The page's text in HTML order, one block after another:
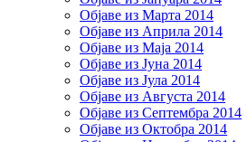
Објаве из Марта 2014
Објаве из Априла 2014
Објаве из Маја 2014
Објаве из Јуна 2014
Објаве из Јула 2014
Објаве из Августа 2014
Објаве из Септембра 2014
Објаве из Октобра 2014